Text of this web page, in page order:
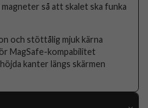
så att skalet ska funka
och stöttålig mjuk kärna
MagSafe-kompabilitet
kanter längs skärmen